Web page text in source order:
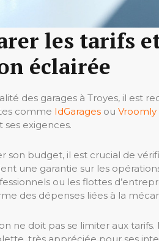
les tarifs
éclairée
des garages à Troyes, il est
comme IdGarages ou Vroomly
exigences.
son budget, il est crucial de
une garantie sur les
ou les flottes
des dépenses liées à la
ne doit pas se limiter aux